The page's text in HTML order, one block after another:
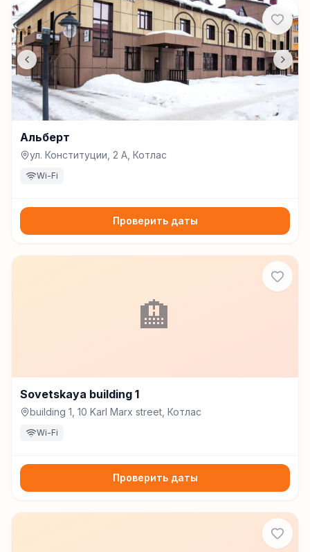
Альберт
ул. Конституции, 2 А, Котлас
Wi-Fi
Проверить даты
🏨
Sovetskaya building 1
building 1, 10 Karl Marx street, Котлас
Wi-Fi
Проверить даты